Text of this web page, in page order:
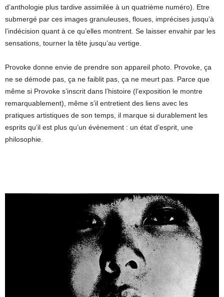
d’anthologie plus tardive assimilée à un quatrième numéro). Etre
submergé par ces images granuleuses, floues, imprécises jusqu’à
l’indécision quant à ce qu’elles montrent. Se laisser envahir par les
sensations, tourner la tête jusqu’au vertige.
Provoke donne envie de prendre son appareil photo. Provoke, ça
ne se démode pas, ça ne faiblit pas, ça ne meurt pas. Parce que
même si Provoke s’inscrit dans l’histoire (l’exposition le montre
remarquablement), même s’il entretient des liens avec les
pratiques artistiques de son temps, il marque si durablement les
esprits qu’il est plus qu’un évènement : un état d’esprit, une
philosophie.